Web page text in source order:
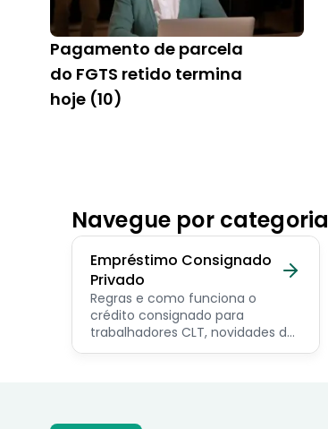
Pagamento de parcela
do FGTS retido termina
hoje (10)
Navegue por categoria
Empréstimo Consignado
Privado
Regras e como funciona o
crédito consignado para
trabalhadores CLT, novidades do
programa Crédito do